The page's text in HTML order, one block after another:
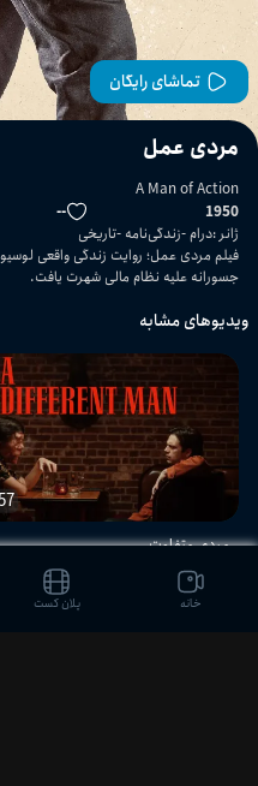
تماشای رایگان
مردی عمل
A Man of Action
1950
--
ژانر :درام زندگی‌نامه تاریخی
فیلم مردی عمل؛ روایت زندگی واقعی لوسیو
جسورانه علیه نظام مالی شهرت یافت.
ویدیوهای مشابه
مردی متفاوت
خانه پلان کست